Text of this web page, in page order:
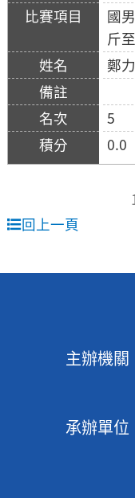
國
斤
鄭
5
0.0
回上一頁
主辦機關
承辦單位